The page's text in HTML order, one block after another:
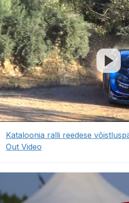
Kataloonia ralli reedese
Out Video